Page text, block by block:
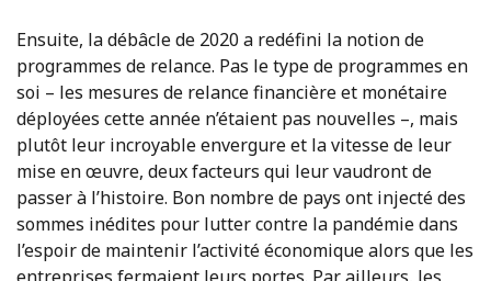
Ensuite, la débâcle de 2020 a redéfini la notion de
programmes de relance. Pas le type de programmes en
soi – les mesures de relance financière et monétaire
déployées cette année n’étaient pas nouvelles –, mais
plutôt leur incroyable envergure et la vitesse de leur
mise en œuvre, deux facteurs qui leur vaudront de
passer à l’histoire. Bon nombre de pays ont injecté des
sommes inédites pour lutter contre la pandémie dans
l’espoir de maintenir l’activité économique alors que les